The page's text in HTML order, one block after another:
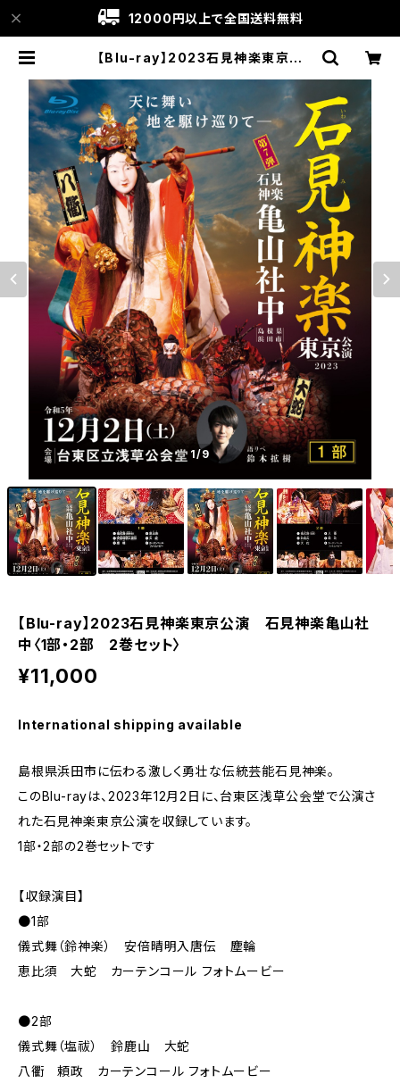
12000円以上で全国送料無料
【Blu-ray】2023石見神楽東京公
巻セット〉 | 石見神楽グッズ通販│Ka
guragoyomi〔神楽暦〕
1/9
【Blu-ray】2023石見神楽東京公演 石見神楽亀山社
中〈1部・2部 2巻セット〉
¥11,000
International shipping available
島根県浜田市に伝わる激しく勇壮な伝統芸能石見神楽。
このBlu-rayは、2023年12月2日に、台東区浅草公会堂で公演さ
れた石見神楽東京公演を収録しています。
1部・2部の2巻セットです
【収録演目】
●1部
儀式舞（鈴神楽） 安倍晴明入唐伝 塵輪
恵比須 大蛇 カーテンコール フォトムービー
●2部
儀式舞（塩祓） 鈴鹿山 大蛇
八衢 頼政 カーテンコール フォトムービー